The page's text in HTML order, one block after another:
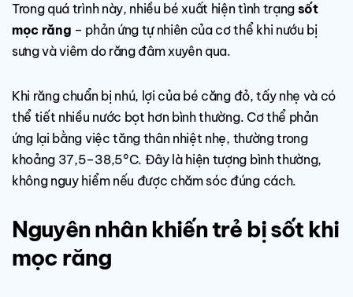
Trong quá trình này, nhiều bé xuất hiện tình trạng sốt
mọc răng – phản ứng tự nhiên của cơ thể khi nướu bị
sưng và viêm do răng đâm xuyên qua.
Khi răng chuẩn bị nhú, lợi của bé căng đỏ, tấy nhẹ và có
thể tiết nhiều nước bọt hơn bình thường. Cơ thể phản
ứng lại bằng việc tăng thân nhiệt nhẹ, thường trong
khoảng 37,5–38,5°C. Đây là hiện tượng bình thường,
không nguy hiểm nếu được chăm sóc đúng cách.
Nguyên nhân khiến trẻ bị sốt khi
mọc răng